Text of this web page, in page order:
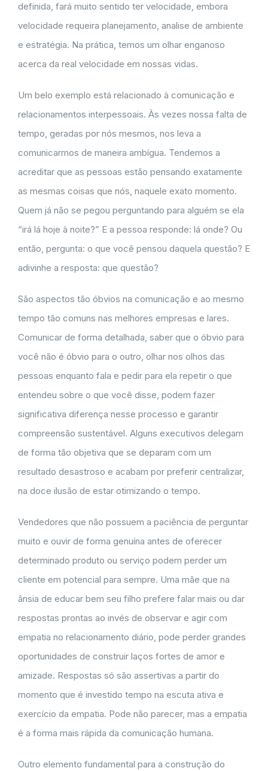
definida, fará muito sentido ter velocidade, embora
velocidade requeira planejamento, analise de ambiente
e estratégia. Na prática, temos um olhar enganoso
acerca da real velocidade em nossas vidas.
Um belo exemplo está relacionado à comunicação e
relacionamentos interpessoais. Às vezes nossa falta de
tempo, geradas por nós mesmos, nos leva a
comunicarmos de maneira ambígua. Tendemos a
acreditar que as pessoas estão pensando exatamente
as mesmas coisas que nós, naquele exato momento.
Quem já não se pegou perguntando para alguém se ela
“irá lá hoje à noite?” E a pessoa responde: lá onde? Ou
então, pergunta: o que você pensou daquela questão? E
adivinhe a resposta: que questão?
São aspectos tão óbvios na comunicação e ao mesmo
tempo tão comuns nas melhores empresas e lares.
Comunicar de forma detalhada, saber que o óbvio para
você não é óbvio para o outro, olhar nos olhos das
pessoas enquanto fala e pedir para ela repetir o que
entendeu sobre o que você disse, podem fazer
significativa diferença nesse processo e garantir
compreensão sustentável. Alguns executivos delegam
de forma tão objetiva que se deparam com um
resultado desastroso e acabam por preferir centralizar,
na doce ilusão de estar otimizando o tempo.
Vendedores que não possuem a paciência de perguntar
muito e ouvir de forma genuína antes de oferecer
determinado produto ou serviço podem perder um
cliente em potencial para sempre. Uma mãe que na
ânsia de educar bem seu filho prefere falar mais ou dar
respostas prontas ao invés de observar e agir com
empatia no relacionamento diário, pode perder grandes
oportunidades de construir laços fortes de amor e
amizade. Respostas só são assertivas a partir do
momento que é investido tempo na escuta ativa e
exercício da empatia. Pode não parecer, mas a empatia
é a forma mais rápida da comunicação humana.
Outro elemento fundamental para a construção do